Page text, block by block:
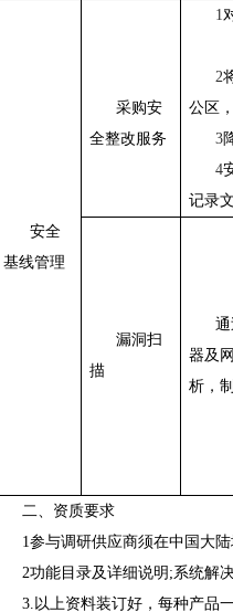
安全
基线管理
采购安
全整改服务
1
2
公区
3
4
记录
漏洞扫
描
器及
析，
二、资质要求
1参与调研供应商须在中国大
2功能目录及详细说明;系统解
3.以上资料装订好，每种产品